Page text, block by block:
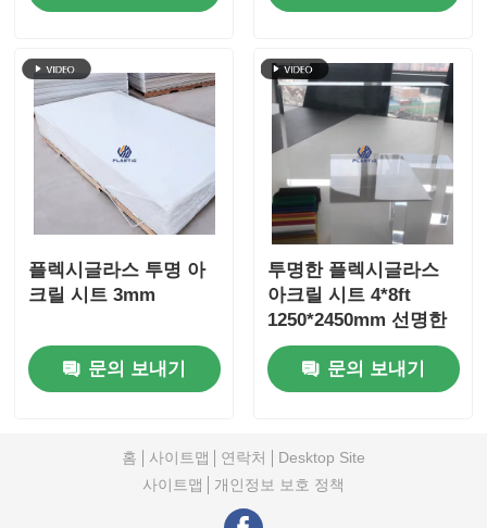
플렉시글라스 투명 아
크릴 시트 3mm
문의 보내기
투명한 플렉시글라스
아크릴 시트 4*8ft
1250*2450mm 선명한
아크릴 시트
문의 보내기
홈 사이트맵 연락처
Desktop Site
사이트맵
개인정보 보호 정책